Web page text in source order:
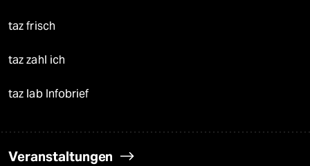
taz frisch
taz zahl ich
taz lab Infobrief
Veranstaltungen